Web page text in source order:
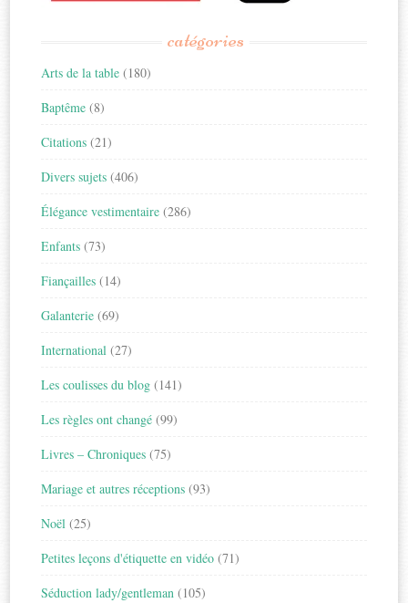
catégories
Arts de la table (180)
Baptême (8)
Citations (21)
Divers sujets (406)
Élégance vestimentaire (286)
Enfants (73)
Fiançailles (14)
Galanterie (69)
International (27)
Les coulisses du blog (141)
Les règles ont changé (99)
Livres – Chroniques (75)
Mariage et autres réceptions (93)
Noël (25)
Petites leçons d'étiquette en vidéo (71)
Séduction lady/gentleman (105)